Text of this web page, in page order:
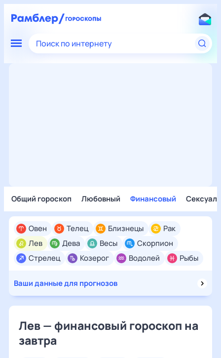
Поиск по интернету
Общий гороскоп Любовный Финансовый
Овен Телец Близнецы
Рак
Лев
Дева Весы
Скорпион
Стрелец
Козерог Водолей Рыбы
Ваши данные для прогнозов
Лев — финансовый гороскоп на
завтра